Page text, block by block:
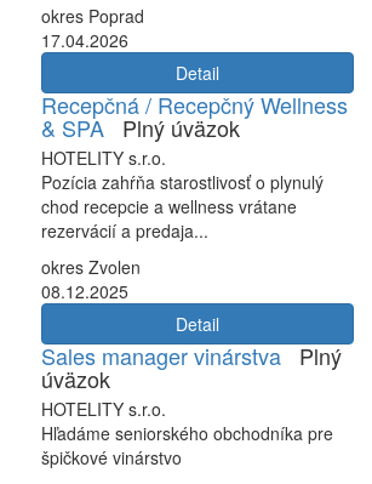
okres Poprad
17.04.2026
Detail
Recepčná / Recepčný Wellness
& SPA Plný úväzok
HOTELITY s.r.o.
Pozícia zahŕňa starostlivosť o plynulý
chod recepcie a wellness vrátane
rezervácií a predaja...
okres Zvolen
08.12.2025
Detail
Sales manager vinárstva Plný
úväzok
HOTELITY s.r.o.
Hľadáme seniorského obchodníka pre
špičkové vinárstvo